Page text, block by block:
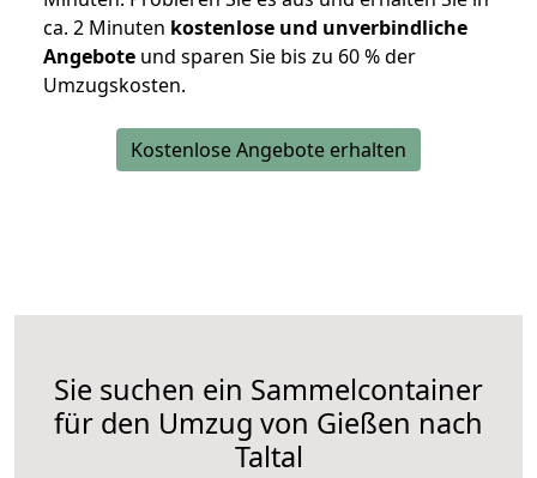
ca. 2 Minuten kostenlose und unverbindliche
Angebote und sparen Sie bis zu 60 % der
Umzugskosten.
Kostenlose Angebote erhalten
Sie suchen ein Sammelcontainer
für den Umzug von Gießen nach
Taltal